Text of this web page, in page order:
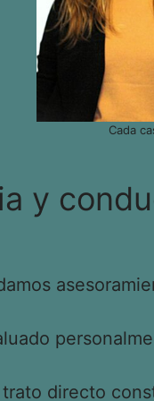
Cada
y
directo